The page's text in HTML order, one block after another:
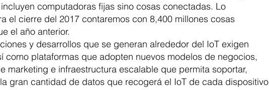
computadoras fijas sino cosas conectadas. Lo
el cierre del 2017 contaremos con 8,400 millones cosas
el año anterior.
y desarrollos que se generan alrededor del IoT exigen
como plataformas que adopten nuevos modelos de negocios,
marketing e infraestructura escalable que permita soportar,
gran cantidad de datos que recogerá el IoT de cada dispositivo